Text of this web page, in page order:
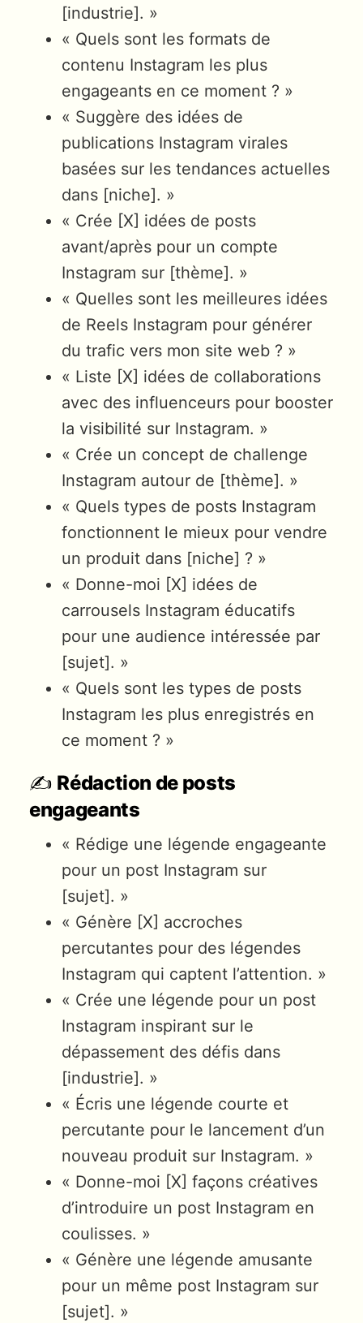
[industrie]. »
« Quels sont les formats de
contenu Instagram les plus
engageants en ce moment ? »
« Suggère des idées de
publications Instagram virales
basées sur les tendances actuelles
dans [niche]. »
« Crée [X] idées de posts
avant/après pour un compte
Instagram sur [thème]. »
« Quelles sont les meilleures idées
de Reels Instagram pour générer
du trafic vers mon site web ? »
« Liste [X] idées de collaborations
avec des influenceurs pour booster
la visibilité sur Instagram. »
« Crée un concept de challenge
Instagram autour de [thème]. »
« Quels types de posts Instagram
fonctionnent le mieux pour vendre
un produit dans [niche] ? »
« Donne-moi [X] idées de
carrousels Instagram éducatifs
pour une audience intéressée par
[sujet]. »
« Quels sont les types de posts
Instagram les plus enregistrés en
ce moment ? »
✍️ Rédaction de posts
engageants
« Rédige une légende engageante
pour un post Instagram sur
[sujet]. »
« Génère [X] accroches
percutantes pour des légendes
Instagram qui captent l’attention. »
« Crée une légende pour un post
Instagram inspirant sur le
dépassement des défis dans
[industrie]. »
« Écris une légende courte et
percutante pour le lancement d’un
nouveau produit sur Instagram. »
« Donne-moi [X] façons créatives
d’introduire un post Instagram en
coulisses. »
« Génère une légende amusante
pour un même post Instagram sur
[sujet]. »